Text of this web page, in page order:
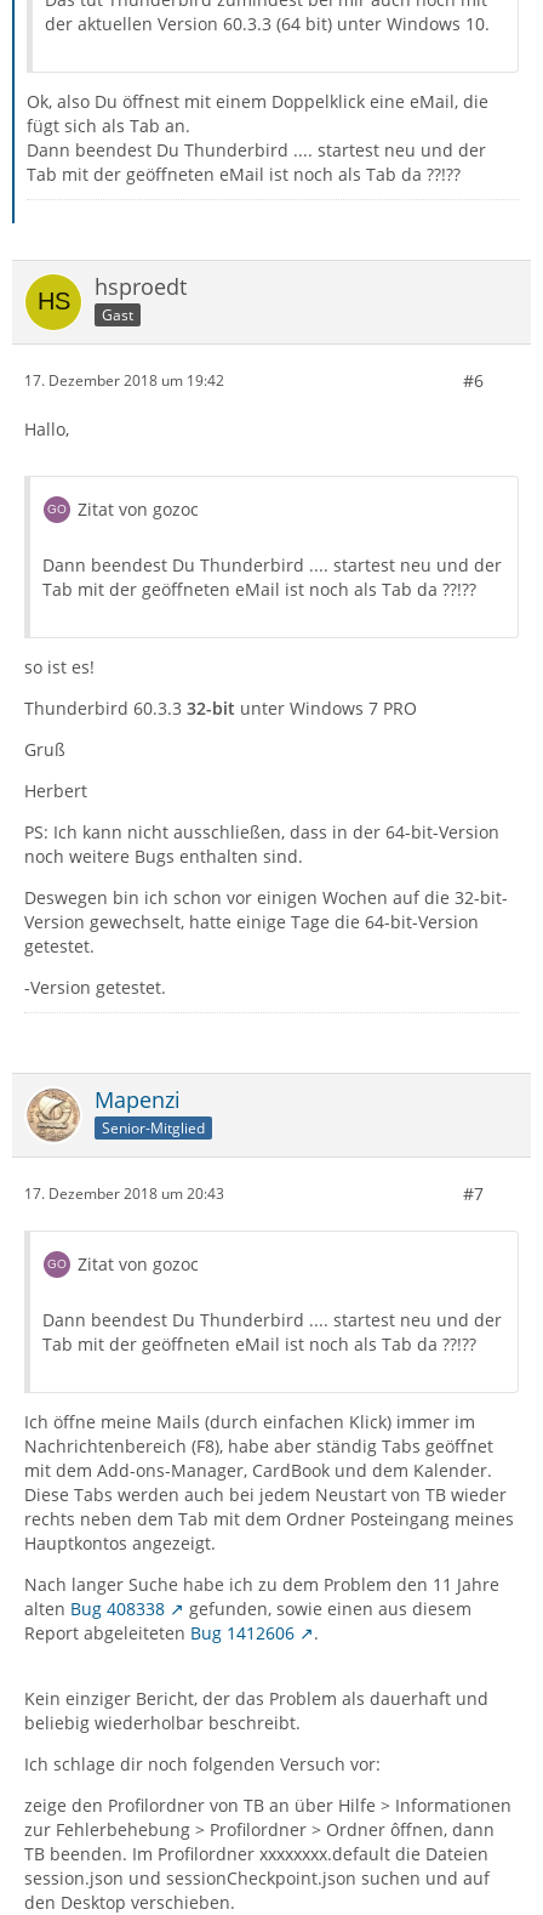
der aktuellen Version 60.3.3 (64 bit) unter Windows 10.
Ok, also Du öffnest mit einem Doppelklick eine eMail, die
fügt sich als Tab an.
Dann beendest Du Thunderbird .... startest neu und der
Tab mit der geöffneten eMail ist noch als Tab da ??!??
hsproedt
Gast
17. Dezember 2018 um 19:42 #6
Hallo,
Zitat von gozoc
Dann beendest Du Thunderbird .... startest neu und der
Tab mit der geöffneten eMail ist noch als Tab da ??!??
so ist es!
Thunderbird 60.3.3 32-bit unter Windows 7 PRO
Gruß
Herbert
PS: Ich kann nicht ausschließen, dass in der 64-bit-Version
noch weitere Bugs enthalten sind.
Deswegen bin ich schon vor einigen Wochen auf die 32-bit-
Version gewechselt, hatte einige Tage die 64-bit-Version
getestet.
-Version getestet.
Mapenzi
Senior-Mitglied
17. Dezember 2018 um 20:43 #7
Zitat von gozoc
Dann beendest Du Thunderbird .... startest neu und der
Tab mit der geöffneten eMail ist noch als Tab da ??!??
Ich öffne meine Mails (durch einfachen Klick) immer im
Nachrichtenbereich (F8), habe aber ständig Tabs geöffnet
mit dem Add-ons-Manager, CardBook und dem Kalender.
Diese Tabs werden auch bei jedem Neustart von TB wieder
rechts neben dem Tab mit dem Ordner Posteingang meines
Hauptkontos angezeigt.
Nach langer Suche habe ich zu dem Problem den 11 Jahre
alten Bug 408338
gefunden, sowie einen aus diesem
Report abgeleiteten Bug 1412606 .
Kein einziger Bericht, der das Problem als dauerhaft und
beliebig wiederholbar beschreibt.
Ich schlage dir noch folgenden Versuch vor:
zeige den Profilordner von TB an über Hilfe > Informationen
zur Fehlerbehebung > Profilordner > Ordner ôffnen, dann
TB beenden. Im Profilordner xxxxxxxx.default die Dateien
session.json und sessionCheckpoint.json suchen und auf
den Desktop verschieben.